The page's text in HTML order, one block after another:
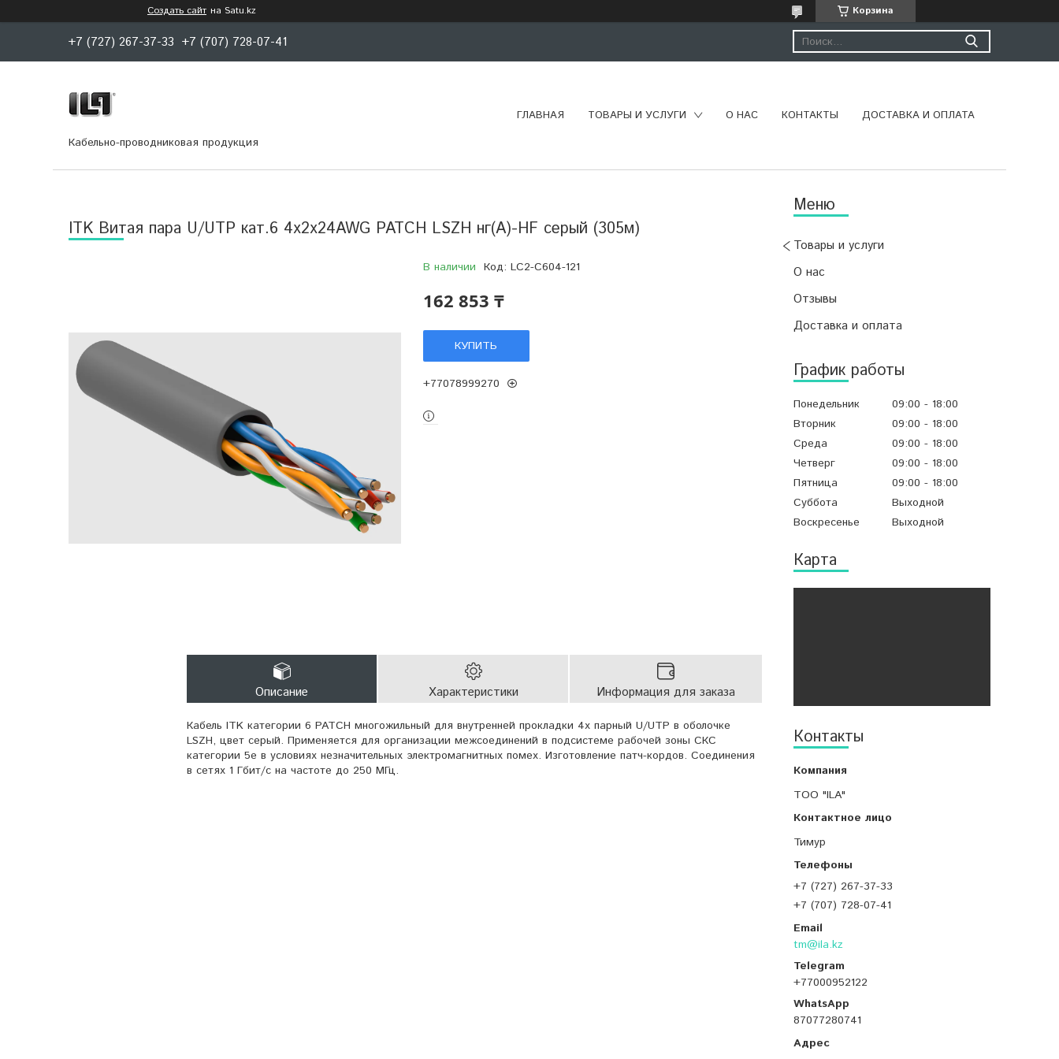
Создать сайт на Satu.kz Корзина
+7 (727) 267-37-33 +7 (707) 728-07-41
Кабельно-проводниковая продукция
ГЛАВНАЯ ТОВАРЫ И УСЛУГИ О НАС КОНТАКТЫ ДОСТАВКА И ОПЛАТА
Товары и услуги
О нас
Отзывы
Доставка и оплата
График работы
Понедельник 09:00
18:00
Вторник
09:00
18:00
Среда
09:00
18:00
Четверг
09:00
18:00
Пятница
09:00
18:00
Суббота
Выходной
Воскресенье
Выходной
Карта
Контакты
ТОО "ILA"
Тимур
+7 (727) 267-37-33
+7 (707) 728-07-41
tm@ila.kz
+77000952122
87077280741
ITK Витая пара U/UTP кат.6 4х2х24AWG PATCH LSZH нг(А)-HF серый (305м)
В наличии Код: LC2-C604-121
162 853 ₸
КУПИТЬ
+77078999270
Описание Характеристики Информация для заказа
Кабель ITK категории 6 PATCH многожильный для внутренней прокладки 4х парный U/UTP в оболочке
LSZH, цвет серый. Применяется для организации межсоединений в подсистеме рабочей зоны СКС
категории 5e в условиях незначительных электромагнитных помех. Изготовление патч-кордов. Соединения
в сетях 1 Гбит/с на частоте до 250 МГц.